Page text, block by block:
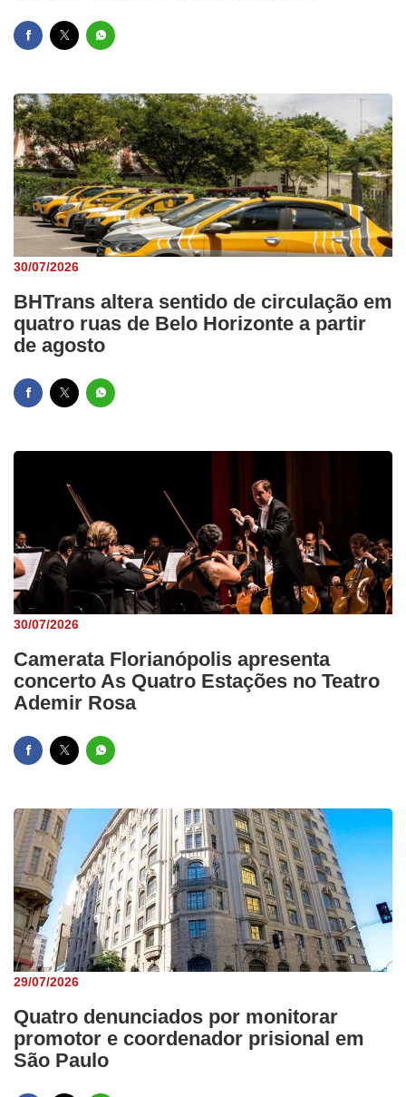
30/07/2026
BHTrans altera sentido de circulação em
quatro ruas de Belo Horizonte a partir
de agosto
30/07/2026
Camerata Florianópolis apresenta
concerto As Quatro Estações no Teatro
Ademir Rosa
29/07/2026
Quatro denunciados por monitorar
promotor e coordenador prisional em
São Paulo